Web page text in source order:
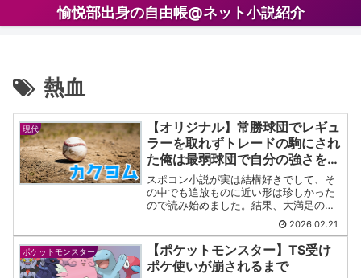
愉悦部出身の自由帳@ネット小説紹介
熱血
現代
【オリジナル】常勝球団でレギュ
ラーを取れずトレードの駒にされ
た俺は最弱球団で自分の強さを証
明する
スポコン小説が実は結構好きでして、そ
の中でも追放ものに近い形は珍しかった
ので読み始めました。結果、大満足の内
2026.02.21
ポケットモンスター
【ポケットモンスター】TS受け
ポケ使いが崩されるまで